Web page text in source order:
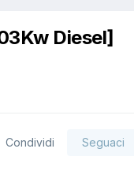
Diesel]
Condividi Seguaci